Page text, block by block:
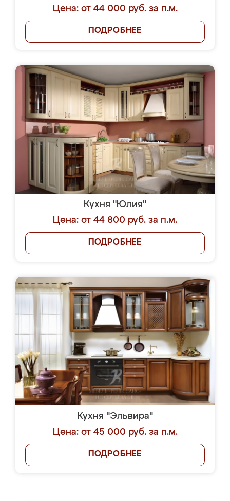
Цена: от 44 000 руб. за п.м.
ПОДРОБНЕЕ
Кухня "Юлия"
Цена: от 44 800 руб. за п.м.
ПОДРОБНЕЕ
Кухня "Эльвира"
Цена: от 45 000 руб. за п.м.
ПОДРОБНЕЕ